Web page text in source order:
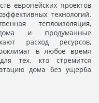
европейских проектов
технологий.
теплоизоляция,
и продуманные
расход ресурсов,
в любое время
тех, кто стремится
дома без ущерба